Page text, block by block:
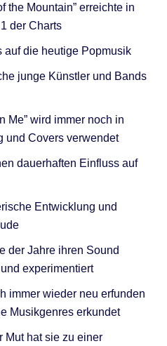
the Mountain” erreichte in
der Charts
auf die heutige Popmusik
junge Künstler und Bands
Me” wird immer noch in
und Covers verwendet
dauerhaften Einfluss auf
Entwicklung und
der Jahre ihren Sound
experimentiert
immer wieder neu erfunden
Musikgenres erkundet
Mut hat sie zu einer